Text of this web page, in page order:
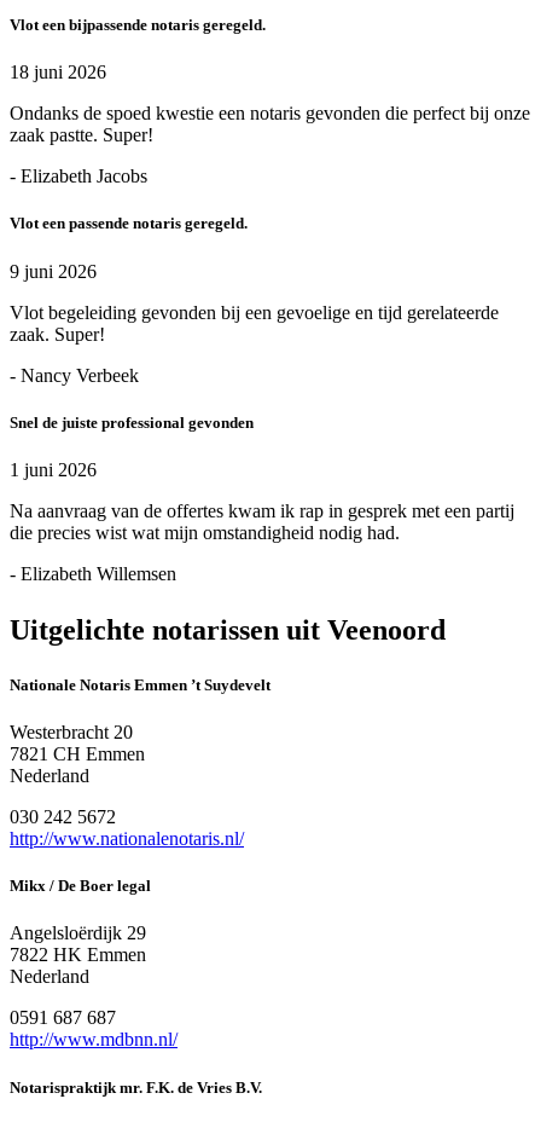
Vlot een bijpassende notaris geregeld.
18 juni 2026
Ondanks de spoed kwestie een notaris gevonden die perfect bij onze
zaak pastte. Super!
- Elizabeth Jacobs
Vlot een passende notaris geregeld.
9 juni 2026
Vlot begeleiding gevonden bij een gevoelige en tijd gerelateerde
zaak. Super!
- Nancy Verbeek
Snel de juiste professional gevonden
1 juni 2026
Na aanvraag van de offertes kwam ik rap in gesprek met een partij
die precies wist wat mijn omstandigheid nodig had.
- Elizabeth Willemsen
Uitgelichte notarissen uit Veenoord
Nationale Notaris Emmen ’t Suydevelt
Westerbracht 20
7821 CH Emmen
Nederland
030 242 5672
http://www.nationalenotaris.nl/
Mikx / De Boer legal
Angelsloërdijk 29
7822 HK Emmen
Nederland
0591 687 687
http://www.mdbnn.nl/
Notarispraktijk mr. F.K. de Vries B.V.